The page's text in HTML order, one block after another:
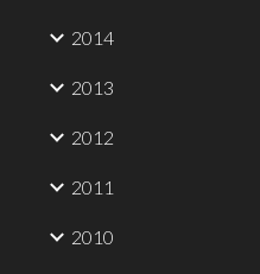
2014
2013
2012
2011
2010